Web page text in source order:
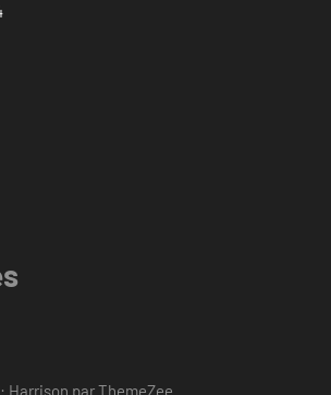
Harrison par ThemeZee.